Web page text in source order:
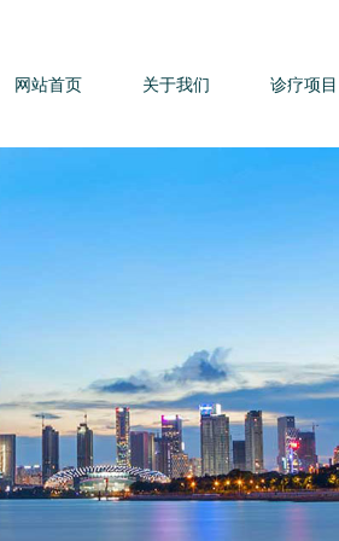
网站首页 关于我们 诊疗项目